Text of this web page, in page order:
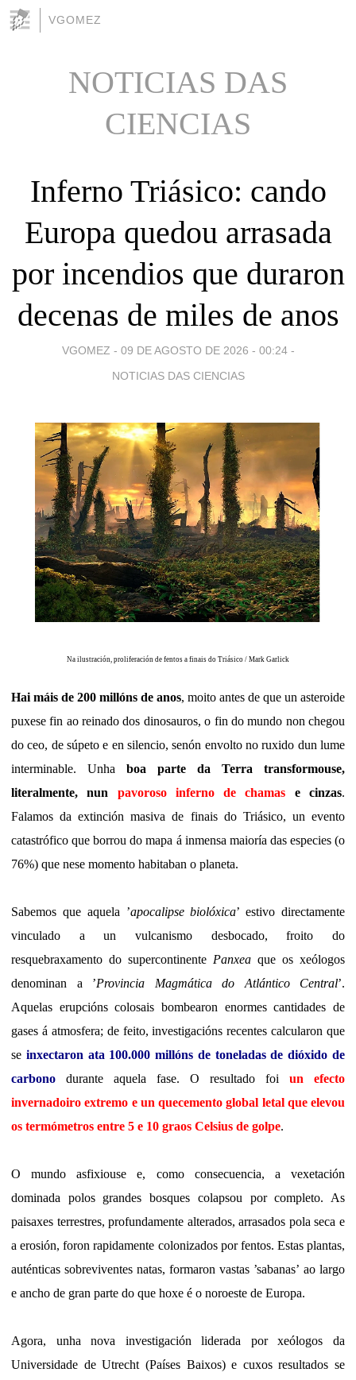
VGOMEZ
NOTICIAS DAS
CIENCIAS
Inferno Triásico: cando
Europa quedou arrasada
por incendios que duraron
decenas de miles de anos
VGOMEZ - 09 DE AGOSTO DE 2026 - 00:24 -
NOTICIAS DAS CIENCIAS
Na ilustración, proliferación de fentos a finais do Triásico / Mark Garlick
Hai máis de 200 millóns de anos, moito antes de que un asteroide
puxese fin ao reinado dos dinosauros, o fin do mundo non chegou
do ceo, de súpeto e en silencio, senón envolto no ruxido dun lume
interminable. Unha boa parte da Terra transformouse,
literalmente, nun pavoroso inferno de chamas e cinzas.
Falamos da extinción masiva de finais do Triásico, un evento
catastrófico que borrou do mapa á inmensa maioría das especies (o
76%) que nese momento habitaban o planeta.
Sabemos que aquela ’apocalipse biolóxica’ estivo directamente
vinculado a un vulcanismo desbocado, froito do
resquebraxamento do supercontinente Panxea que os xeólogos
denominan a ’Provincia Magmática do Atlántico Central’.
Aquelas erupcións colosais bombearon enormes cantidades de
gases á atmosfera; de feito, investigacións recentes calcularon que
se inxectaron ata 100.000 millóns de toneladas de dióxido de
carbono durante aquela fase. O resultado foi un efecto
invernadoiro extremo e un quecemento global letal que elevou
os termómetros entre 5 e 10 graos Celsius de golpe.
O mundo asfixiouse e, como consecuencia, a vexetación
dominada polos grandes bosques colapsou por completo. As
paisaxes terrestres, profundamente alterados, arrasados pola seca e
a erosión, foron rapidamente colonizados por fentos. Estas plantas,
auténticas sobreviventes natas, formaron vastas ’sabanas’ ao largo
e ancho de gran parte do que hoxe é o noroeste de Europa.
Agora, unha nova investigación liderada por xeólogos da
Universidade de Utrecht (Países Baixos) e cuxos resultados se